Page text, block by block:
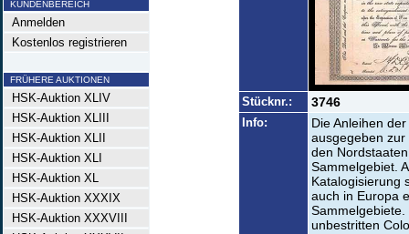
KUNDENBEREICH
Anmelden
Kostenlos registrieren
FRÜHERE AUKTIONEN
HSK-Auktion XLIV
HSK-Auktion XLIII
HSK-Auktion XLII
HSK-Auktion XLI
HSK-Auktion XL
HSK-Auktion XXXIX
HSK-Auktion XXXVIII
Stücknr.: 3746
Info:
Die Anleihen
ausgegeben
den
Sammelgebiet.
Katalogisierung
auch in Europa
unbestritten